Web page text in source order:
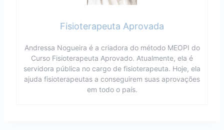
Fisioterapeuta Aprovada
Andressa Nogueira é a criadora do método MEOPI do
Curso Fisioterapeuta Aprovado. Atualmente, ela é
servidora pública no cargo de fisioterapeuta. Hoje, ela
ajuda fisioterapeutas a conseguirem suas aprovações
em todo o país.